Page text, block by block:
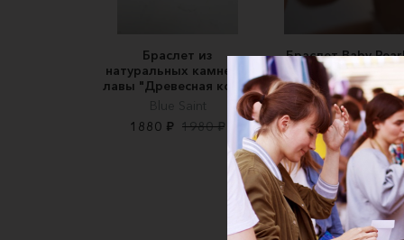
Браслет из
натуральных камней и
лавы "Древесная кора"
Blue Saint
1880 ₽ 1980 ₽
Браслет Baby
(белый)
Fiance Jewelry
6000 ₽